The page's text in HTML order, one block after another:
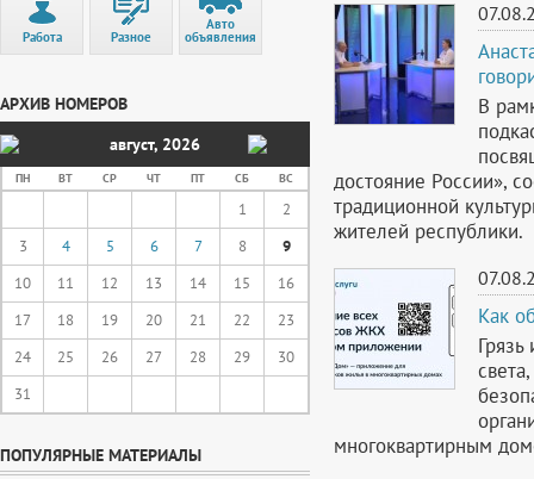
Работа Разное
Авто
объявления
АРХИВ НОМЕРОВ
август, 2026
ПН ВТ СР ЧТ ПТ СБ ВС
1
2
3
4 5 6 7 8
9
10
11 12 13 14 15
16
17
18 19 20 21 22
23
24
25 26 27 28 29
30
31
ПОПУЛЯРНЫЕ МАТЕРИАЛЫ
В
достояние России»,
традиционной
жителей республики.
Как
многоквартирным